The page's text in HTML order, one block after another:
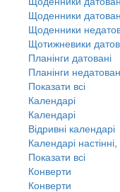
Щоденники
Щоденники
Щотижневики
Планінги датовані
Планінги
Показати всі
Календарі
Календарі
Відривні календарі
Календарі
Показати всі
Конверти
Конверти